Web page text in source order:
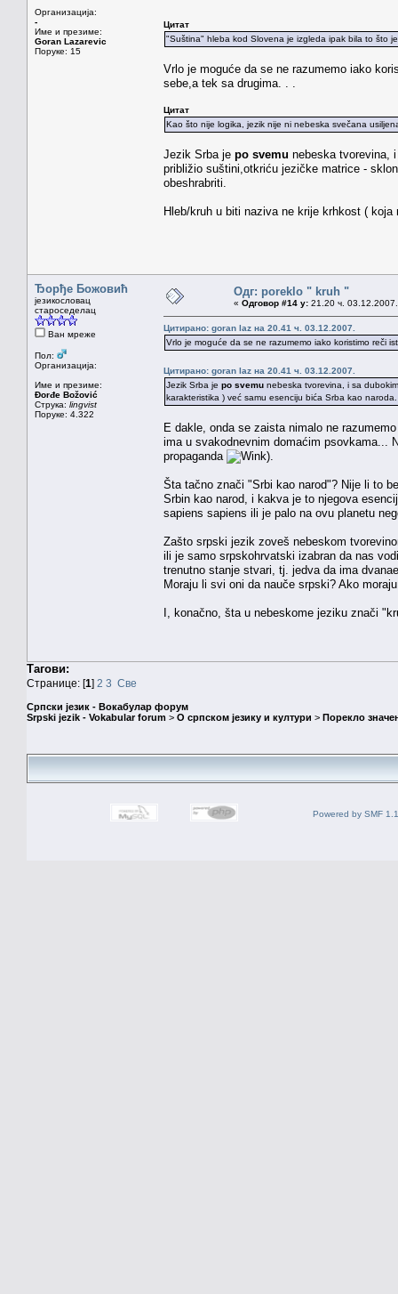
Организација:
-
Име и презиме:
Goran Lazarevic
Поруке: 15
Цитат
"Suština" hleba kod Slovena je izgleda ipak bila to što
Vrlo je moguće da se ne razumemo iako
sebe,a tek sa drugima. . .
Цитат
Kao što nije logika, jezik nije ni nebeska svečana
Jezik Srba je po svemu nebeska tvorevina,
približio suštini,otkriću jezičke matrice -
obeshrabriti.
Hleb/kruh u biti naziva ne krije krhkost ( koja
Ђорђе Божовић
језикословац
староседелац
Ван мреже
Пол:
Организација:
Име и презиме:
Đorđe Božović
Струка: lingvist
Поруке: 4.322
Одг: poreklo " kruh "
« Одговор #14 у: 21.20 ч.
Цитирано: goran laz на 20.41 ч. 03.12.2007.
Vrlo je moguće da se ne razumemo iako koristimo reči
Цитирано: goran laz на 20.41 ч. 03.12.2007.
Jezik Srba je po svemu nebeska tvorevina, i sa
karakteristika ) već samu esenciju bića Srba kao naroda.
E dakle, onda se zaista nimalo ne
ima u svakodnevnim domaćim psovkama...
propaganda
).
Šta tačno znači "Srbi kao narod"? Nije li to
Srbin kao narod, i kakva je to njegova
sapiens sapiens ili je palo na ovu planetu
Zašto srpski jezik zoveš nebeskom
ili je samo srpskohrvatski izabran da nas
trenutno stanje stvari, tj. jedva da ima
Moraju li svi oni da nauče srpski? Ako
I, konačno, šta u nebeskome jeziku znači
Тагови:
Странице: [1] 2 3 Све
Српски језик - Вокабулар форум
Srpski jezik - Vokabular forum > О српском језику и култури > Порекло
Powered by SMF